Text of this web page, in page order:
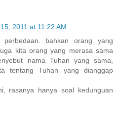
2011 at 11:22 AM
bahkan orang yang
kita orang yang merasa sama
nama Tuhan yang sama,
tentang Tuhan yang dianggap
rasanya hanya soal kedunguan